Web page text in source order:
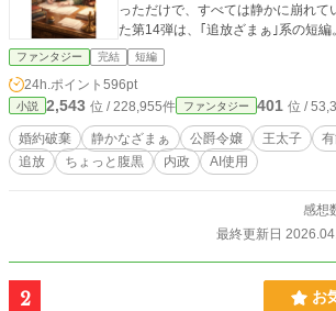
っただけで、すべては静かに崩れて
た第14弾は、｢追放ざまぁ｣系の短編。
ファンタジー 完結 短編
24h.ポイント 596pt
小説 2,543 位 / 228,955件 ファンタジー 401 位 /
婚約破棄 静かなざまぁ 公爵令嬢 王太子
追放
ちょっと腹黒 内政 AI使用
感想
最終更新日
2 お